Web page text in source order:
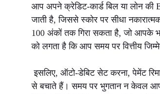
आप अपने क्रेडिट-कार्ड बिल या लोन की
जाती है, जिससे स्कोर पर सीधा
100 अंकों तक गिरा सकता है, जो आपके
को लगता है कि आप समय पर वित्तीय
इसलिए, ऑटो-डेबिट सेट करना, पेमेंट
से बचाते हैं। समय पर भुगतान न केवल